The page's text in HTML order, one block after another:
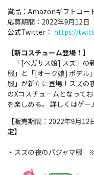
賞品：Amazonギフトコ
応募期間：2022年9月12日
公式Twitter： https://
【新コスチューム登場！】
「[ペガサス娘] スズ」の
服」と「[オーク娘] ポデル
服」が新たに登場！スズの
のXコスチュームとなって
を楽しめる。 詳しくはゲー
【販売期間：2022年9月
定】
・スズの夜のパジャマ服